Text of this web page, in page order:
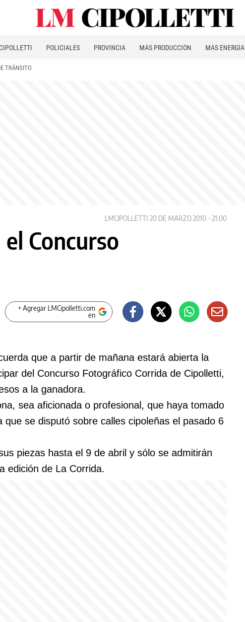
POLICIALES PROVINCIA MÁS PRODUCCIÓN MÁS ENERGÍA
TRÁNSITO
LMCIPOLLETTI 20 DE MARZO 2010 - 21:00
Concurso
+ Agregar LMCipolletti.com
en
que a partir de mañana estará abierta la
del Concurso Fotográfico Corrida de Cipolletti,
a la ganadora.
sea aficionada o profesional, que haya tomado
se disputó sobre calles cipoleñas el pasado 6
piezas hasta el 9 de abril y sólo se admitirán
edición de La Corrida.